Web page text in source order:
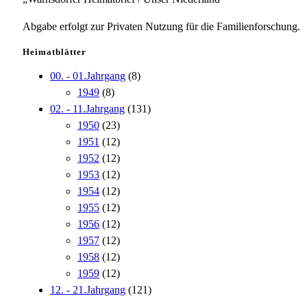
Abgabe erfolgt zur Privaten Nutzung für die Familienforschung.
Heimatblätter
00. - 01.Jahrgang (8)
1949 (8)
02. - 11.Jahrgang (131)
1950 (23)
1951 (12)
1952 (12)
1953 (12)
1954 (12)
1955 (12)
1956 (12)
1957 (12)
1958 (12)
1959 (12)
12. - 21.Jahrgang (121)